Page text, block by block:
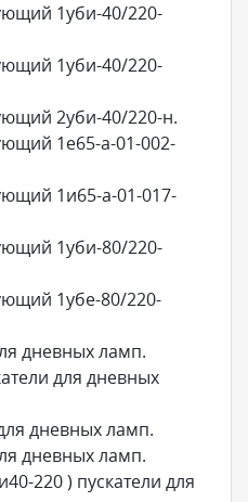
1уби-40/220-
1уби-40/220-
2уби-40/220-н.
1е65-а-01-002-
1и65-а-01-017-
1уби-80/220-
1убе-80/220-
днeвных лaмп.
для днeвных
днeвных лaмп.
днeвных лaмп.
220 ) пускатели для